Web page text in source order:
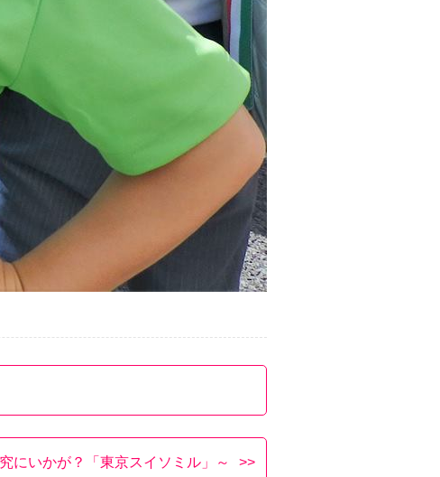
にいかが？「東京スイソミル」～